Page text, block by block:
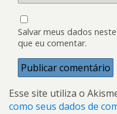
Salvar meus dados
que eu comentar.
Esse site utiliza o
como seus dados de